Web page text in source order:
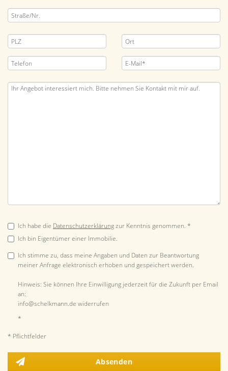
Ich habe die Datenschutzerklärungzur Kenntnis genommen. *
Ich bin Eigentümer einer Immobilie.
Ich stimme zu, dass meine Angaben und Daten zur Beantwortung
meiner Anfrage elektronisch erhoben und gespeichert werden.
Hinweis: Sie können Ihre Einwilligung jederzeit für die Zukunft per Email
an:
info@schelkmann.de widerrufen
*
* Pflichtfelder
Absenden